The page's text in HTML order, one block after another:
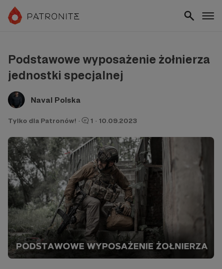
Podstawowe wyposażenie żołnierza
jednostki specjalnej
Naval Polska
Tylko dla Patronów! · 1 · 10.09.2023